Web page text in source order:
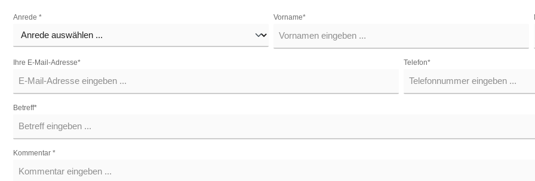
Anrede * Vorname*
Ihre E-Mail-Adresse* Telefon*
Betreff*
Kommentar *